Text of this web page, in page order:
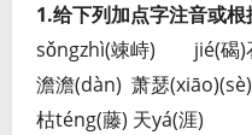
1.给下列加点字注音或根
sǒngzhì(竦峙) jié(
澹澹(dàn) 萧瑟(xiāo)(sè)
枯téng(藤) 天yá(涯)